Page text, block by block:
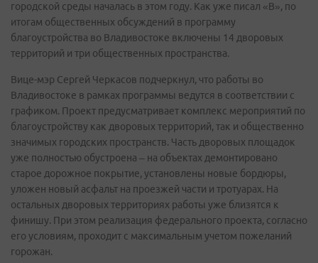
городской среды началась в этом году. Как уже писал «В», по
итогам общественных обсуждений в программу
благоустройства во Владивостоке включены 14 дворовых
территорий и три общественных пространства.
Вице-мэр Сергей Черкасов подчеркнул, что работы во
Владивостоке в рамках программы ведутся в соответствии с
графиком. Проект предусматривает комплекс мероприятий по
благоустройству как дворовых территорий, так и общественно
значимых городских пространств. Часть дворовых площадок
уже полностью обустроена – на объектах демонтировано
старое дорожное покрытие, установлены новые бордюры,
уложен новый асфальт на проезжей части и тротуарах. На
остальных дворовых территориях работы уже близятся к
финишу. При этом реализация федерального проекта, согласно
его условиям, проходит с максимальным учетом пожеланий
горожан.